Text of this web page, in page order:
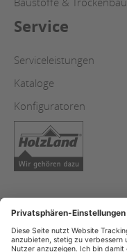
Service
Serviceleistungen
Kataloge
Konfiguratoren